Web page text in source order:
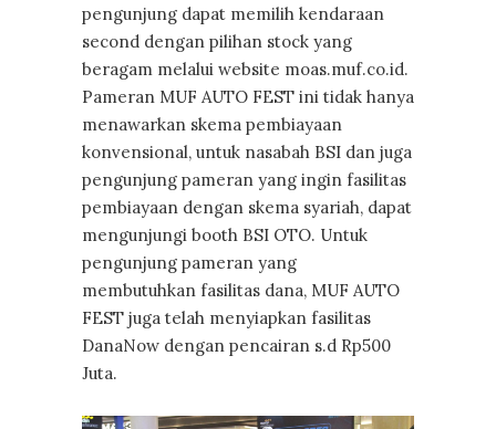
pengunjung dapat memilih kendaraan
second dengan pilihan stock yang
beragam melalui website moas.muf.co.id.
Pameran MUF AUTO FEST ini tidak hanya
menawarkan skema pembiayaan
konvensional, untuk nasabah BSI dan juga
pengunjung pameran yang ingin fasilitas
pembiayaan dengan skema syariah, dapat
mengunjungi booth BSI OTO. Untuk
pengunjung pameran yang
membutuhkan fasilitas dana, MUF AUTO
FEST juga telah menyiapkan fasilitas
DanaNow dengan pencairan s.d Rp500
Juta.